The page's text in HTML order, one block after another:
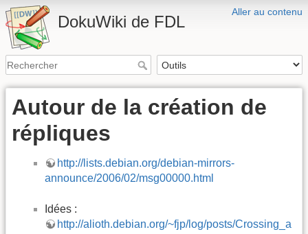
Aller au contenu
DokuWiki de FDL
Autour de la création de
répliques
http://lists.debian.org/debian-mirrors-
announce/2006/02/msg00000.html
Idées :
http://alioth.debian.org/~fjp/log/posts/Crossing_a